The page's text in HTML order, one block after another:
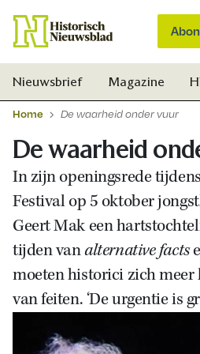
Nieuwsbrief Magazine
Home De waarheid onder vuur
De waarheid
In zijn openingsrede
Festival op 5 oktober
Geert Mak een
tijden vanalternative facts
moeten historici zich meer
van feiten. ‘De urgentie is